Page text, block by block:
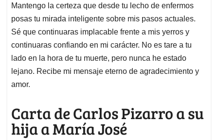
Mantengo la certeza que desde tu lecho de enfermos
posas tu mirada inteligente sobre mis pasos actuales.
Sé que continuaras implacable frente a mis yerros y
continuaras confiando en mi carácter. No es tare a tu
lado en la hora de tu muerte, pero nunca he estado
lejano. Recibe mi mensaje eterno de agradecimiento y
amor.
Carta de Carlos Pizarro a su
hija a María José